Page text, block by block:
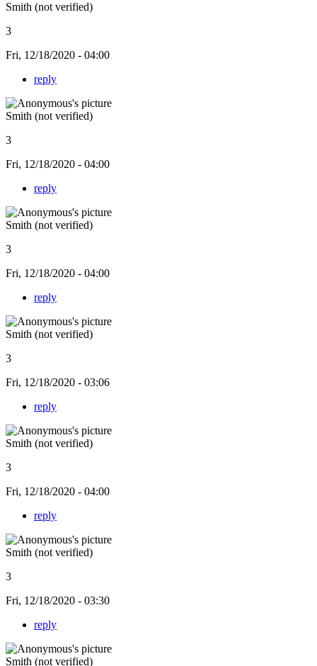
Smith (not verified)
3
Fri, 12/18/2020 - 04:00
reply
Smith (not verified)
3
Fri, 12/18/2020 - 04:00
reply
Smith (not verified)
3
Fri, 12/18/2020 - 04:00
reply
Smith (not verified)
3
Fri, 12/18/2020 - 03:06
reply
Smith (not verified)
3
Fri, 12/18/2020 - 04:00
reply
Smith (not verified)
3
Fri, 12/18/2020 - 03:30
reply
Smith (not verified)